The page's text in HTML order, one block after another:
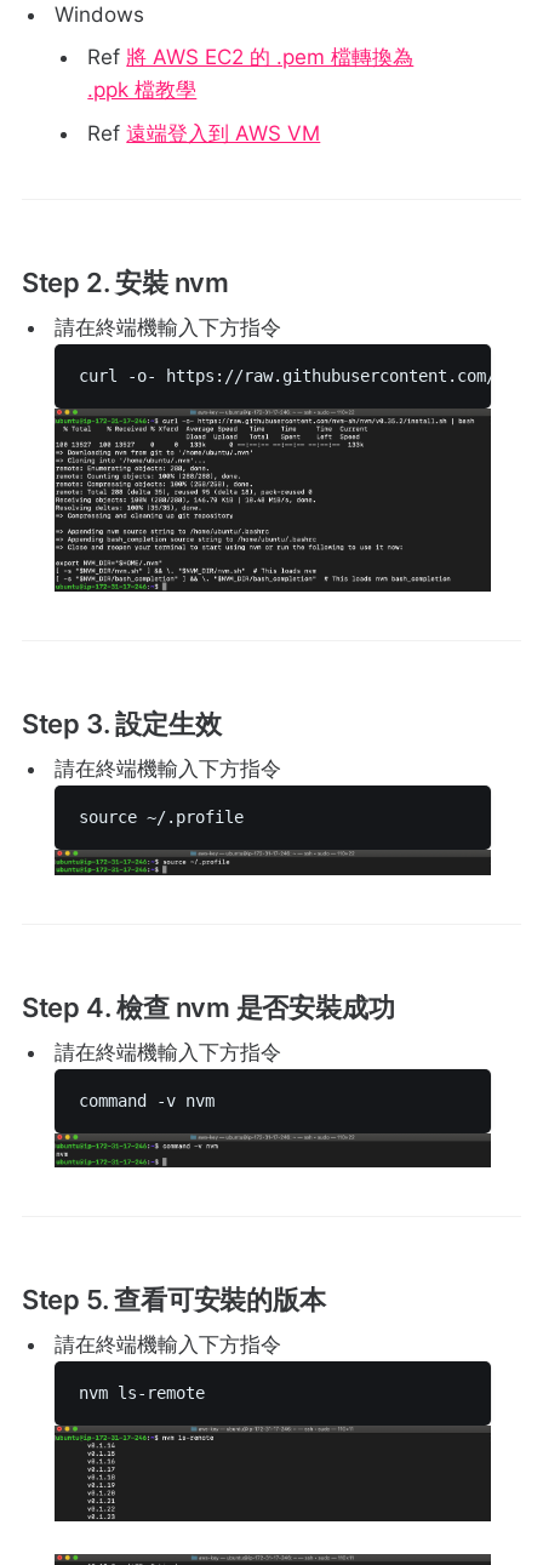
Windows
Ref 將 AWS EC2 的 .pem 檔轉換為
.ppk 檔教學
Ref遠端登入到 AWS VM
Step 2. 安裝 nvm
請在終端機輸入下方指令
curl -o- https://raw.githubusercontent.com/
Step 3. 設定生效
請在終端機輸入下方指令
source ~/.profile
Step 4. 檢查 nvm 是否安裝成功
請在終端機輸入下方指令
command -v nvm
Step 5. 查看可安裝的版本
請在終端機輸入下方指令
nvm ls-remote